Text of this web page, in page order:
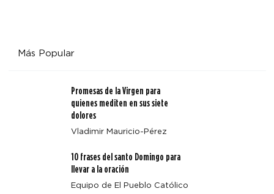
Más Popular
Promesas de la Virgen para
quienes mediten en sus siete
dolores
Vladimir Mauricio-Pérez
10 frases del santo Domingo para
llevar a la oración
Equipo de El Pueblo Católico